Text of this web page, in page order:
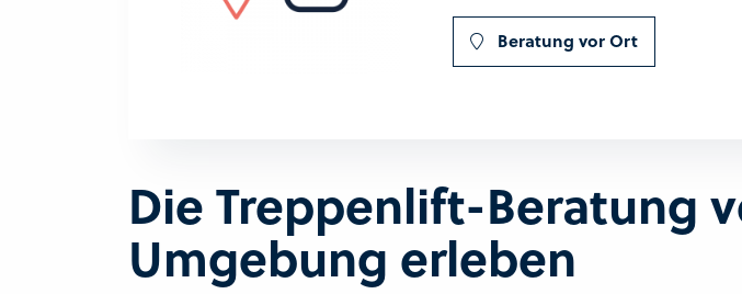
Beratung vor Ort
Die Treppenlift-Beratung
Umgebung erleben